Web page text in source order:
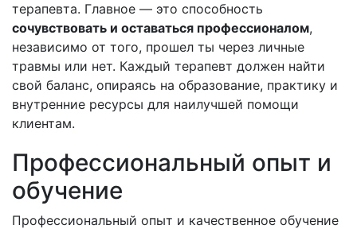
терапевта. Главное — это способность
сочувствовать и оставаться профессионалом,
независимо от того, прошел ты через личные
травмы или нет. Каждый терапевт должен найти
свой баланс, опираясь на образование, практику и
внутренние ресурсы для наилучшей помощи
клиентам.
Профессиональный опыт и
обучение
Профессиональный опыт и качественное обучение